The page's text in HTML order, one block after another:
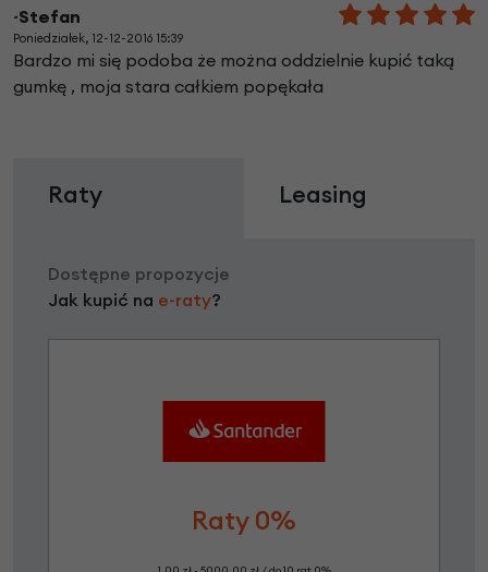
~Stefan
Poniedziałek, 12-12-2016 15:39
Bardzo mi się podoba że można oddzielnie kupić taką
gumkę , moja stara całkiem popękała
Raty Leasing
Dostępne propozycje
Jak kupić na e-raty?
Raty 0%